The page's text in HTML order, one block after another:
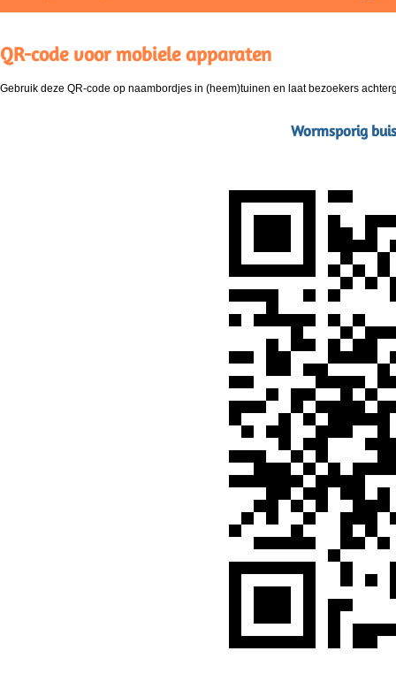
QR-code voor mobiele apparaten
Gebruik deze QR-code op naambordjes in (heem)tuinen en laat bezoekers
Wormsporig